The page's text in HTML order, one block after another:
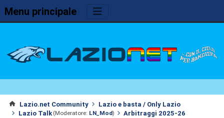
Menu principale
Lazio.net Community
Lazio e basta / Only Lazio
Lazio Talk (Moderatore: LN_Mod) Arbitraggi 2025-26